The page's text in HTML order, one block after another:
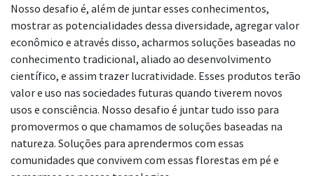
Nosso desafio é, além de juntar esses conhecimentos,
mostrar as potencialidades dessa diversidade, agregar valor
econômico e através disso, acharmos soluções baseadas no
conhecimento tradicional, aliado ao desenvolvimento
científico, e assim trazer lucratividade. Esses produtos terão
valor e uso nas sociedades futuras quando tiverem novos
usos e consciência. Nosso desafio é juntar tudo isso para
promovermos o que chamamos de soluções baseadas na
natureza. Soluções para aprendermos com essas
comunidades que convivem com essas florestas em pé e